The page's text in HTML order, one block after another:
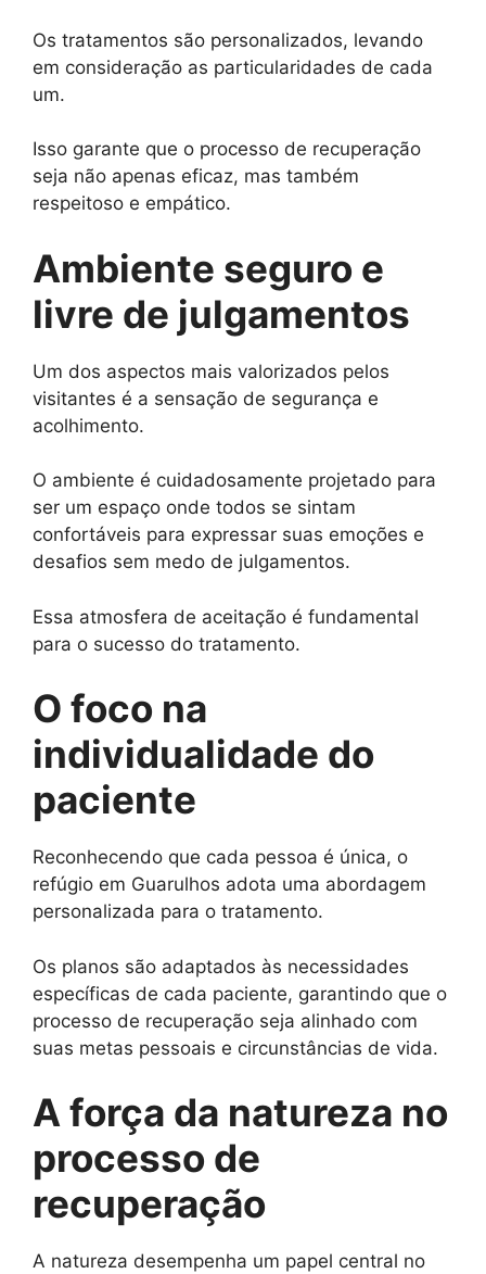
Os tratamentos são personalizados, levando
em consideração as particularidades de cada
um.
Isso garante que o processo de recuperação
seja não apenas eficaz, mas também
respeitoso e empático.
Ambiente seguro e
livre de julgamentos
Um dos aspectos mais valorizados pelos
visitantes é a sensação de segurança e
acolhimento.
O ambiente é cuidadosamente projetado para
ser um espaço onde todos se sintam
confortáveis para expressar suas emoções e
desafios sem medo de julgamentos.
Essa atmosfera de aceitação é fundamental
para o sucesso do tratamento.
O foco na
individualidade do
paciente
Reconhecendo que cada pessoa é única, o
refúgio em Guarulhos adota uma abordagem
personalizada para o tratamento.
Os planos são adaptados às necessidades
específicas de cada paciente, garantindo que o
processo de recuperação seja alinhado com
suas metas pessoais e circunstâncias de vida.
A força da natureza no
processo de
recuperação
A natureza desempenha um papel central no